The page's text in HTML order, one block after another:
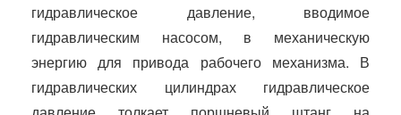
гидравлическое давление, вводимое
гидравлическим насосом, в механическую
энергию для привода рабочего механизма. В
гидравлических цилиндрах гидравлическое